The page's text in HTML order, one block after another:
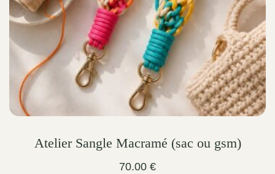
Atelier Sangle Macramé (sac ou gsm)
70.00 €